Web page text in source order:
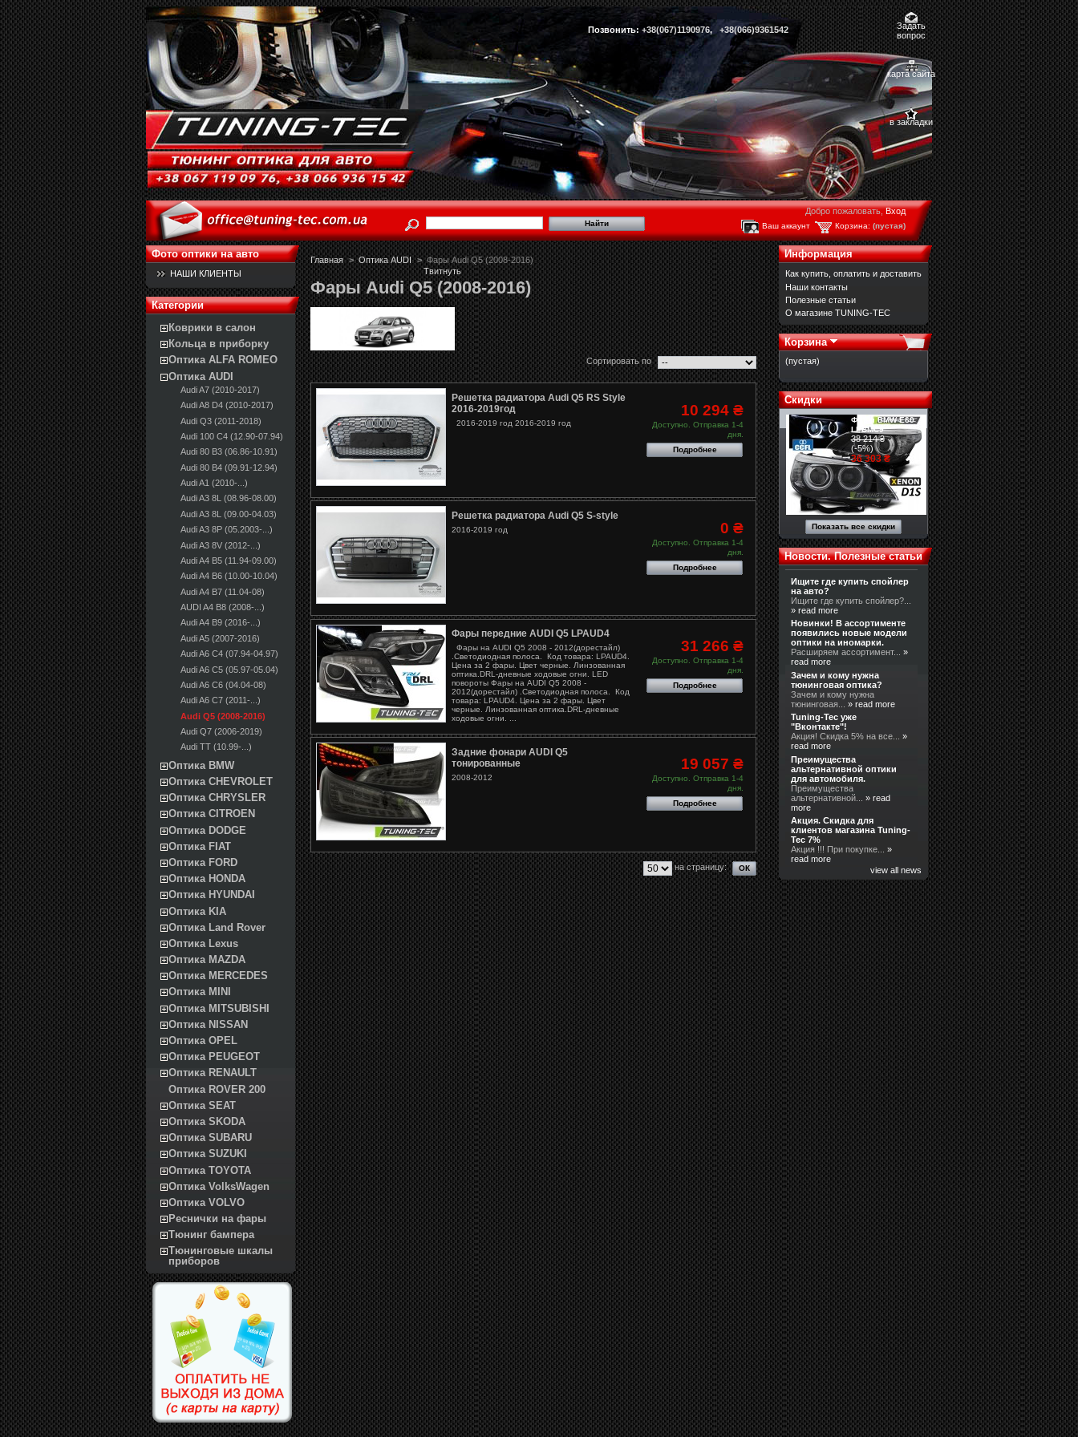
Позвонить: +38(067)1190976, +38(066)9361542
Задать
вопрос
карта сайта
в закладки
Добро пожаловать,Вход
Корзина: (пустая)
Ваш аккаунт
Фото оптики на авто
НАШИ КЛИЕНТЫ
Категории
Коврики в салон
Кольца в приборку
Оптика ALFA ROMEO
Оптика AUDI
Audi A7 (2010-2017)
Audi A8 D4 (2010-2017)
Audi Q3 (2011-2018)
Audi 100 С4 (12.90-07.94)
Audi 80 B3 (06.86-10.91)
Audi 80 B4 (09.91-12.94)
Audi A1 (2010-...)
Audi A3 8L (08.96-08.00)
Audi A3 8L (09.00-04.03)
Audi A3 8P (05.2003-...)
Audi A3 8V (2012-...)
Audi A4 B5 (11.94-09.00)
Audi A4 B6 (10.00-10.04)
Audi A4 B7 (11.04-08)
AUDI A4 B8 (2008-...)
Audi A4 B9 (2016-...)
Audi A5 (2007-2016)
Audi A6 C4 (07.94-04.97)
Audi A6 C5 (05.97-05.04)
Audi A6 C6 (04.04-08)
Audi A6 C7 (2011-...)
Audi Q5 (2008-2016)
Audi Q7 (2006-2019)
Audi TT (10.99-...)
Оптика BMW
Оптика CHEVROLET
Оптика CHRYSLER
Оптика CITROEN
Оптика DODGE
Оптика FIAT
Оптика FORD
Оптика HONDA
Оптика HYUNDAI
Оптика KIA
Оптика Land Rover
Оптика Lexus
Оптика MAZDA
Оптика MERCEDES
Оптика MINI
Оптика MITSUBISHI
Оптика NISSAN
Оптика OPEL
Оптика PEUGEOT
Оптика RENAULT
Оптика ROVER 200
Оптика SEAT
Оптика SKODA
Оптика SUBARU
Оптика SUZUKI
Оптика TOYOTA
Оптика VolksWagen
Оптика VOLVO
Реснички на фары
Тюнинг бампера
Тюнинговые шкалы
приборов
Главная > Оптика AUDI > Фары Audi Q5 (2008-2016)
Твитнуть
Фары Audi Q5 (2008-2016)
Сортировать по
Решетка радиатора Audi Q5 RS Style
2016-2019год
2016-2019 год 2016-2019 год
10 294 ₴
Доступно. Отправка 1-4
дня.
Подробнее
Решетка радиатора Audi Q5 S-style
2016-2019 год 0 ₴
Доступно. Отправка 1-4
дня.
Подробнее
Фары передние AUDI Q5 LPAUD4
Фары на AUDI Q5 2008 - 2012(дорестайл)
.Светодиодная полоса. Код товара: LPAUD4.
Цена за 2 фары. Цвет черные. Линзованная
оптика.DRL-дневные ходовые огни. LED
повороты Фары на AUDI Q5 2008 -
2012(дорестайл) .Светодиодная полоса. Код
товара: LPAUD4. Цена за 2 фары. Цвет
черные. Линзованная оптика.DRL-дневные
ходовые огни. ...
31 266 ₴
Доступно. Отправка 1-4
дня.
Подробнее
Задние фонари AUDI Q5
тонированные
2008-2012
19 057 ₴
Доступно. Отправка 1-4
дня.
Подробнее
на страницу:
Информация
Как купить, оплатить и доставить
Наши контакты
Полезные статьи
О магазине TUNING-TEC
Корзина
(пустая)
Скидки
Фары BMW E60
LPBMC9
38 214 ₴
(-5%)
36 303 ₴
Показать все скидки
Новости. Полезные статьи
Ищите где купить спойлер
на авто?
Ищите где купить спойлер?...
» read more
Новинки! В ассортименте
появились новые модели
оптики на иномарки.
Расширяем ассортимент...»
read more
Зачем и кому нужна
тюнинговая оптика?
Зачем и кому нужна
тюнинговая...» read more
Tuning-Tec уже
"Вконтакте"!
Акция! Скидка 5% на все...»
read more
Преимущества
альтернативной оптики
для автомобиля.
Преимущества
альтернативной...» read
more
Акция. Скидка для
клиентов магазина Tuning-
Tec 7%
Акция !!! При покупке...»
read more
view all news